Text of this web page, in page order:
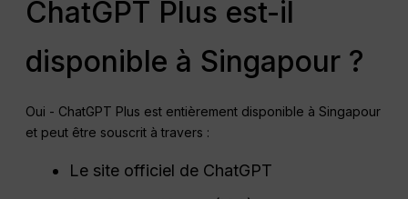
ChatGPT Plus est-il
disponible à Singapour ?
Oui - ChatGPT Plus est entièrement disponible à Singapour
et peut être souscrit à travers :
Le site officiel de ChatGPT